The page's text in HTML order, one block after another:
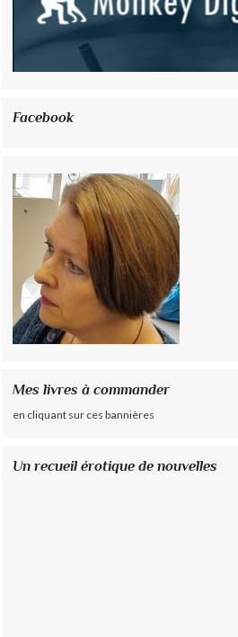
Facebook
Mes livres à commander
en cliquant sur ces bannières
Un recueil érotique de nouvelles